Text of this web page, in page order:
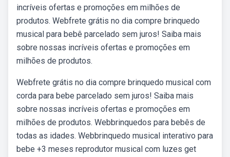
incríveis ofertas e promoções em milhões de
produtos. Webfrete grátis no dia compre brinquedo
musical para bebê parcelado sem juros! Saiba mais
sobre nossas incríveis ofertas e promoções em
milhões de produtos.
Webfrete grátis no dia compre brinquedo musical com
corda para bebe parcelado sem juros! Saiba mais
sobre nossas incríveis ofertas e promoções em
milhões de produtos. Webbrinquedos para bebês de
todas as idades. Webbrinquedo musical interativo para
bebe +3 meses reprodutor musical com luzes get